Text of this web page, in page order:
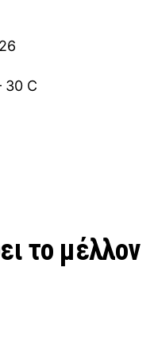
30 C
το μέλλον